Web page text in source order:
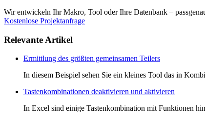
Wir entwickeln Ihr Makro, Tool oder Ihre Datenbank –
Kostenlose Projektanfrage
Relevante Artikel
Ermittlung des größten gemeinsamen Teilers
In diesem Beispiel sehen Sie ein kleines Tool das in
Tastenkombinationen deaktivieren und aktivieren
In Excel sind einige Tastenkombination mit Funktionen